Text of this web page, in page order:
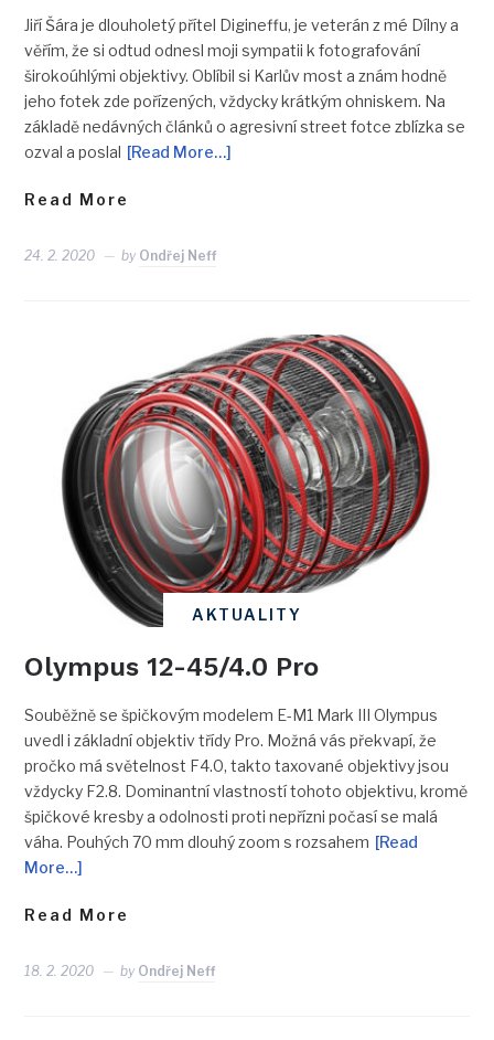
Jiří Šára je dlouholetý přítel Digineffu, je veterán z mé Dílny a
věřím, že si odtud odnesl moji sympatii k fotografování
širokoúhlými objektivy. Oblíbil si Karlův most a znám hodně
jeho fotek zde pořízených, vždycky krátkým ohniskem. Na
základě nedávných článků o agresivní street fotce zblízka se
ozval a poslal [Read More…]
Read More
24. 2. 2020 by Ondřej Neff
AKTUALITY
Olympus 12-45/4.0 Pro
Souběžně se špičkovým modelem E-M1 Mark III Olympus
uvedl i základní objektiv třídy Pro. Možná vás překvapí, že
pročko má světelnost F4.0, takto taxované objektivy jsou
vždycky F2.8. Dominantní vlastností tohoto objektivu, kromě
špičkové kresby a odolnosti proti nepřízni počasí se malá
váha. Pouhých 70 mm dlouhý zoom s rozsahem [Read
More…]
Read More
18. 2. 2020 by Ondřej Neff